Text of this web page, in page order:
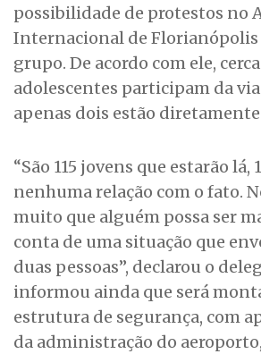
possibilidade de protestos no
Internacional de
grupo. De acordo com ele, cerca
adolescentes participam da
apenas dois estão diretamente
“São 115 jovens que estarão lá,
nenhuma relação com o fato.
muito que alguém possa ser
conta de uma situação que
duas pessoas”, declarou o
informou ainda que será
estrutura de segurança, com
da administração do